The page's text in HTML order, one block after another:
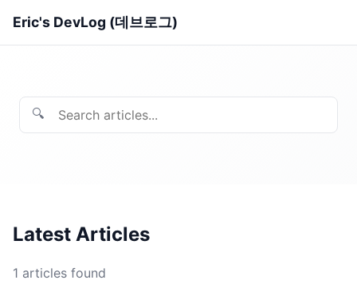
Eric's DevLog (데브로그)
🔍
Latest Articles
1 articles found